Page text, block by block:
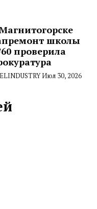
школы
проверила
Июл 30, 2026